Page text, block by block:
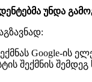
უნდა
Google-ის
შექმნის შემდეგ